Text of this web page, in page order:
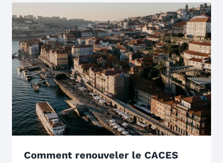
Comment renouveler le CACES